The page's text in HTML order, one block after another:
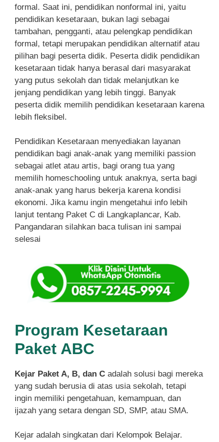
formal. Saat ini, pendidikan nonformal ini, yaitu
pendidikan kesetaraan, bukan lagi sebagai
tambahan, pengganti, atau pelengkap pendidikan
formal, tetapi merupakan pendidikan alternatif atau
pilihan bagi peserta didik. Peserta didik pendidikan
kesetaraan tidak hanya berasal dari masyarakat
yang putus sekolah dan tidak melanjutkan ke
jenjang pendidikan yang lebih tinggi. Banyak
peserta didik memilih pendidikan kesetaraan karena
lebih fleksibel.
Pendidikan Kesetaraan menyediakan layanan
pendidikan bagi anak-anak yang memiliki passion
sebagai atlet atau artis, bagi orang tua yang
memilih homeschooling untuk anaknya, serta bagi
anak-anak yang harus bekerja karena kondisi
ekonomi. Jika kamu ingin mengetahui info lebih
lanjut tentang Paket C di Langkaplancar, Kab.
Pangandaran silahkan baca tulisan ini sampai
selesai
Program Kesetaraan
Paket ABC
Kejar Paket A, B, dan C adalah solusi bagi mereka
yang sudah berusia di atas usia sekolah, tetapi
ingin memiliki pengetahuan, kemampuan, dan
ijazah yang setara dengan SD, SMP, atau SMA.
Kejar adalah singkatan dari Kelompok Belajar.